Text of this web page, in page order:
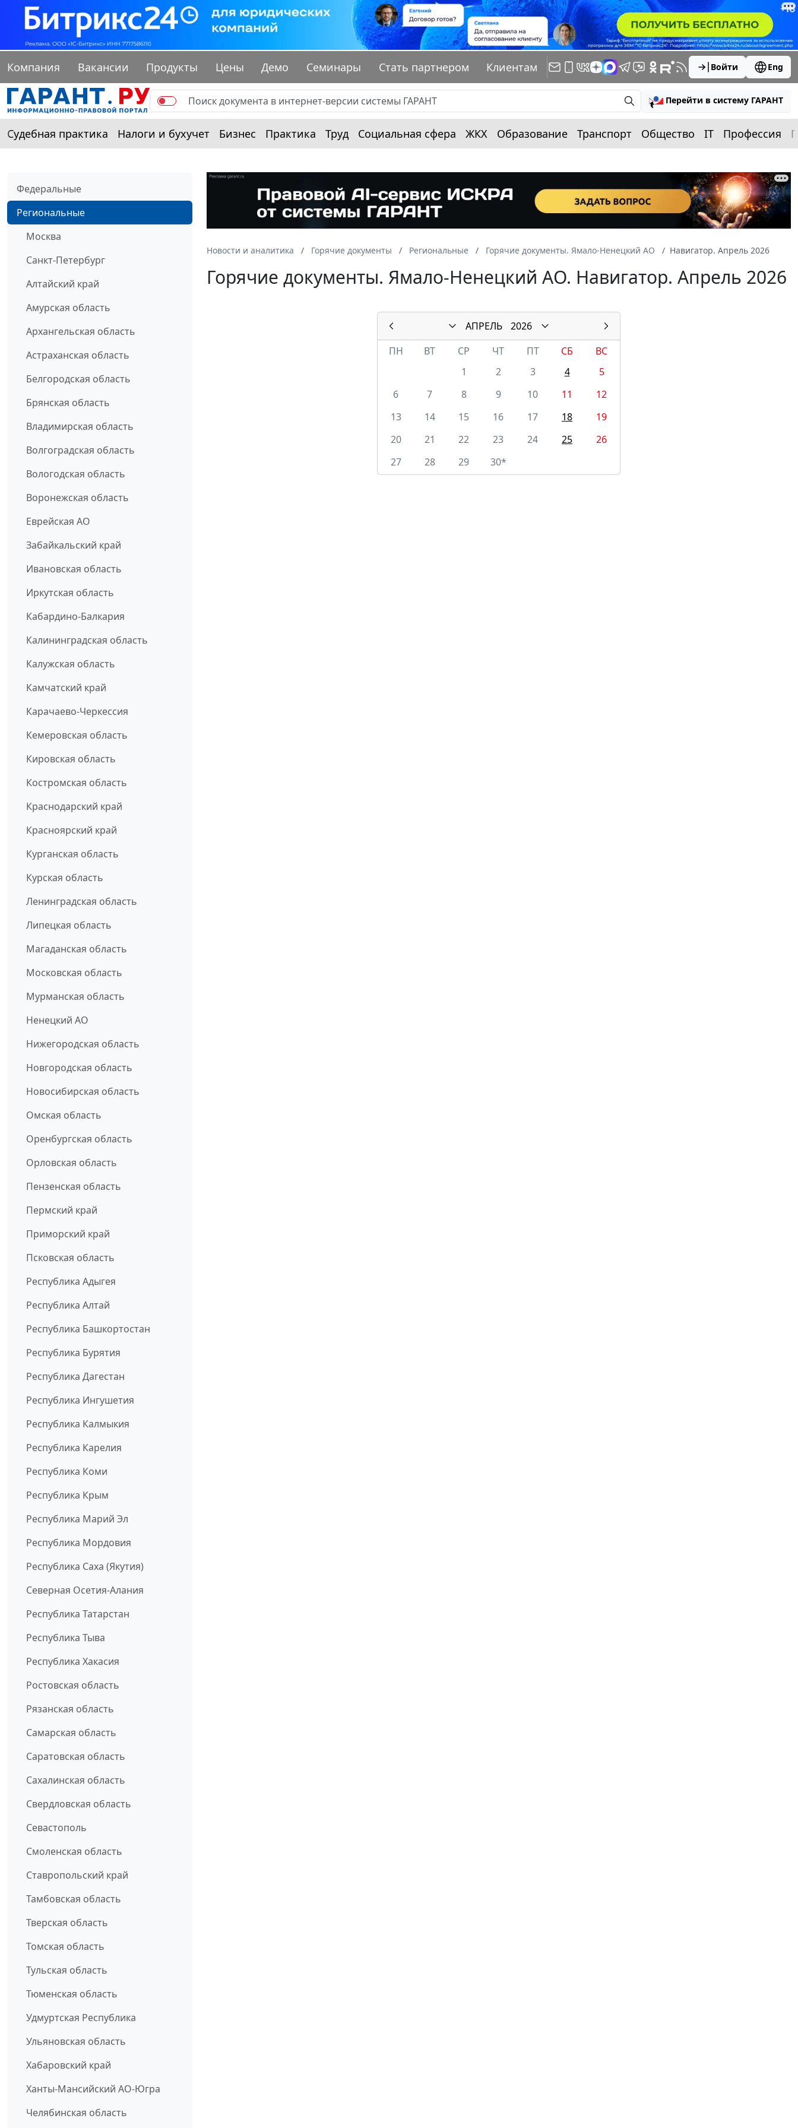
Компания Вакансии Продукты Цены Демо Семинары Стать партнером Клиентам Войти Eng
Перейти в систему ГАРАНТ
Судебная практика Налоги и бухучет Бизнес Практика Труд Социальная сфера ЖКХ Образование Транспорт Общество IT Профессия
Федеральные
Региональные
Москва
Санкт-Петербург
Алтайский край
Амурская область
Архангельская область
Астраханская область
Белгородская область
Брянская область
Владимирская область
Волгоградская область
Вологодская область
Воронежская область
Еврейская АО
Забайкальский край
Ивановская область
Иркутская область
Кабардино-Балкария
Калининградская область
Калужская область
Камчатский край
Карачаево-Черкессия
Кемеровская область
Кировская область
Костромская область
Краснодарский край
Красноярский край
Курганская область
Курская область
Ленинградская область
Липецкая область
Магаданская область
Московская область
Мурманская область
Ненецкий АО
Нижегородская область
Новгородская область
Новосибирская область
Омская область
Оренбургская область
Орловская область
Пензенская область
Пермский край
Приморский край
Псковская область
Республика Адыгея
Республика Алтай
Республика Башкортостан
Республика Бурятия
Республика Дагестан
Республика Ингушетия
Республика Калмыкия
Республика Карелия
Республика Коми
Республика Крым
Республика Марий Эл
Республика Мордовия
Республика Саха (Якутия)
Северная Осетия-Алания
Республика Татарстан
Республика Тыва
Республика Хакасия
Ростовская область
Рязанская область
Самарская область
Саратовская область
Сахалинская область
Свердловская область
Севастополь
Смоленская область
Ставропольский край
Тамбовская область
Тверская область
Томская область
Тульская область
Тюменская область
Удмуртская Республика
Ульяновская область
Хабаровский край
Ханты-Мансийский АО-Югра
Челябинская область
Новости и аналитика Горячие документы Региональные Горячие документы. Ямало-Ненецкий АО Навигатор. Апрель 2026
Горячие документы. Ямало-Ненецкий АО. Навигатор. Апрель 2026
АПРЕЛЬ
2026
ПН
ВТ СР ЧТ ПТ СБ
ВС
1
2 3 4
5
6
7 8 9 10 11
12
13
14 15 16 17 18
19
20
21 22 23 24 25
26
27
28 29 30*